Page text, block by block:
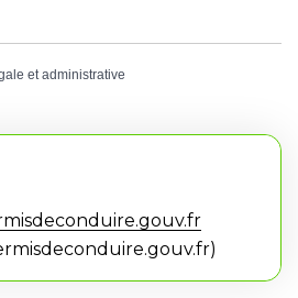
et administrative